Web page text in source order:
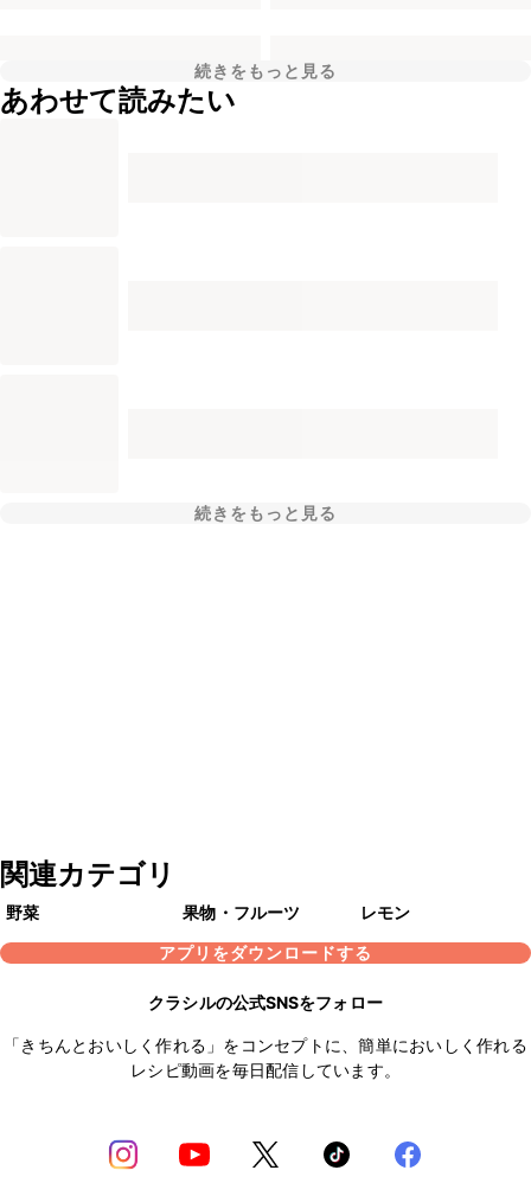
続きをもっと見る
あわせて読みたい
続きをもっと見る
関連カテゴリ
野菜 果物・フルーツ
レモン
アプリをダウンロードする
クラシルの公式SNSをフォロー
「きちんとおいしく作れる」をコンセプトに、簡単においしく作れる
レシピ動画を毎日配信しています。